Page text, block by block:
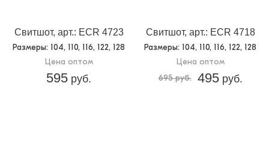
Свитшот, арт.: ECR 4723
Размеры: 104, 110, 116, 122, 128
Цена оптом
595 руб.
Свитшот, арт.: ECR 4718
Размеры: 104, 110, 116, 122, 128
Цена оптом
695 руб.
495руб.